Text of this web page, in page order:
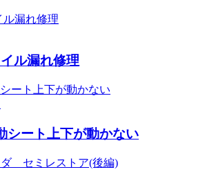
ル漏れ修理
シート上下が動かない